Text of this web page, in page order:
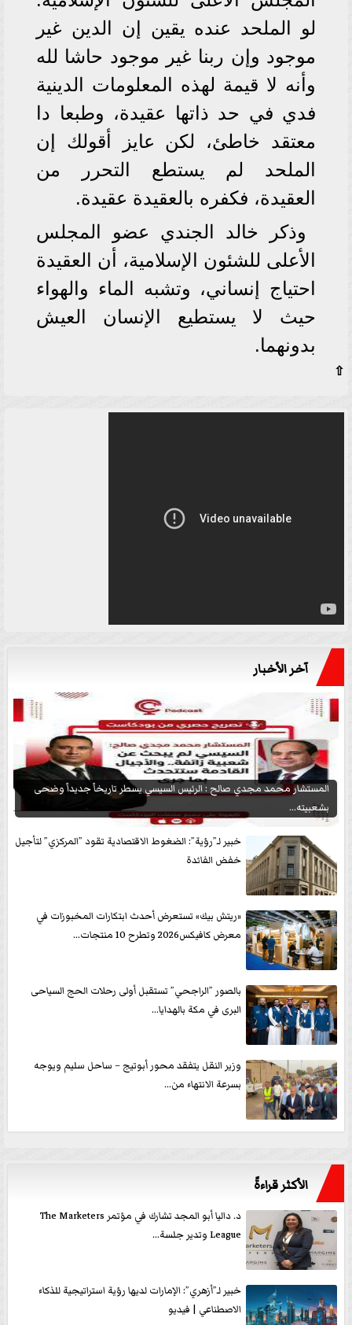
لو الملحد عنده يقين إن الدين غير
موجود وإن ربنا غير موجود حاشا لله
وأنه لا قيمة لهذه المعلومات الدينية
فدي في حد ذاتها عقيدة، وطبعا دا
معتقد خاطئ، لكن عايز أقولك إن
الملحد لم يستطع التحرر من
العقيدة، فكفره بالعقيدة عقيدة.
وذكر خالد الجندي عضو المجلس
الأعلى للشئون الإسلامية، أن العقيدة
احتياج إنساني، وتشبه الماء والهواء
حيث لا يستطيع الإنسان العيش
بدونهما.
⇧
آخر الأخبار
المستشار محمد مجدي صالح : الرئيس السيسي يسطر تاريخاً جديداً وضحى
بشعبيته...
خبير لـ”رؤية”: الضغوط الاقتصادية تقود ”المركزي” لتأجيل
خفض الفائدة
«ريتش بيك» تستعرض أحدث ابتكارات المخبوزات في
معرض كافيكس2026 وتطرح 10 منتجات...
بالصور ”الراجحي” تستقبل أولى رحلات الحج السياحى
البرى في مكة بالهدايا...
وزير النقل يتفقد محور أبوتيج – ساحل سليم ويوجه
بسرعة الانتهاء من...
الأكثر قراءةً
د. داليا أبو المجد تشارك في مؤتمر The Marketers
League وتدير جلسة...
خبير لـ”أزهري”: الإمارات لديها رؤية استراتيجية للذكاء
الاصطناعي | فيديو